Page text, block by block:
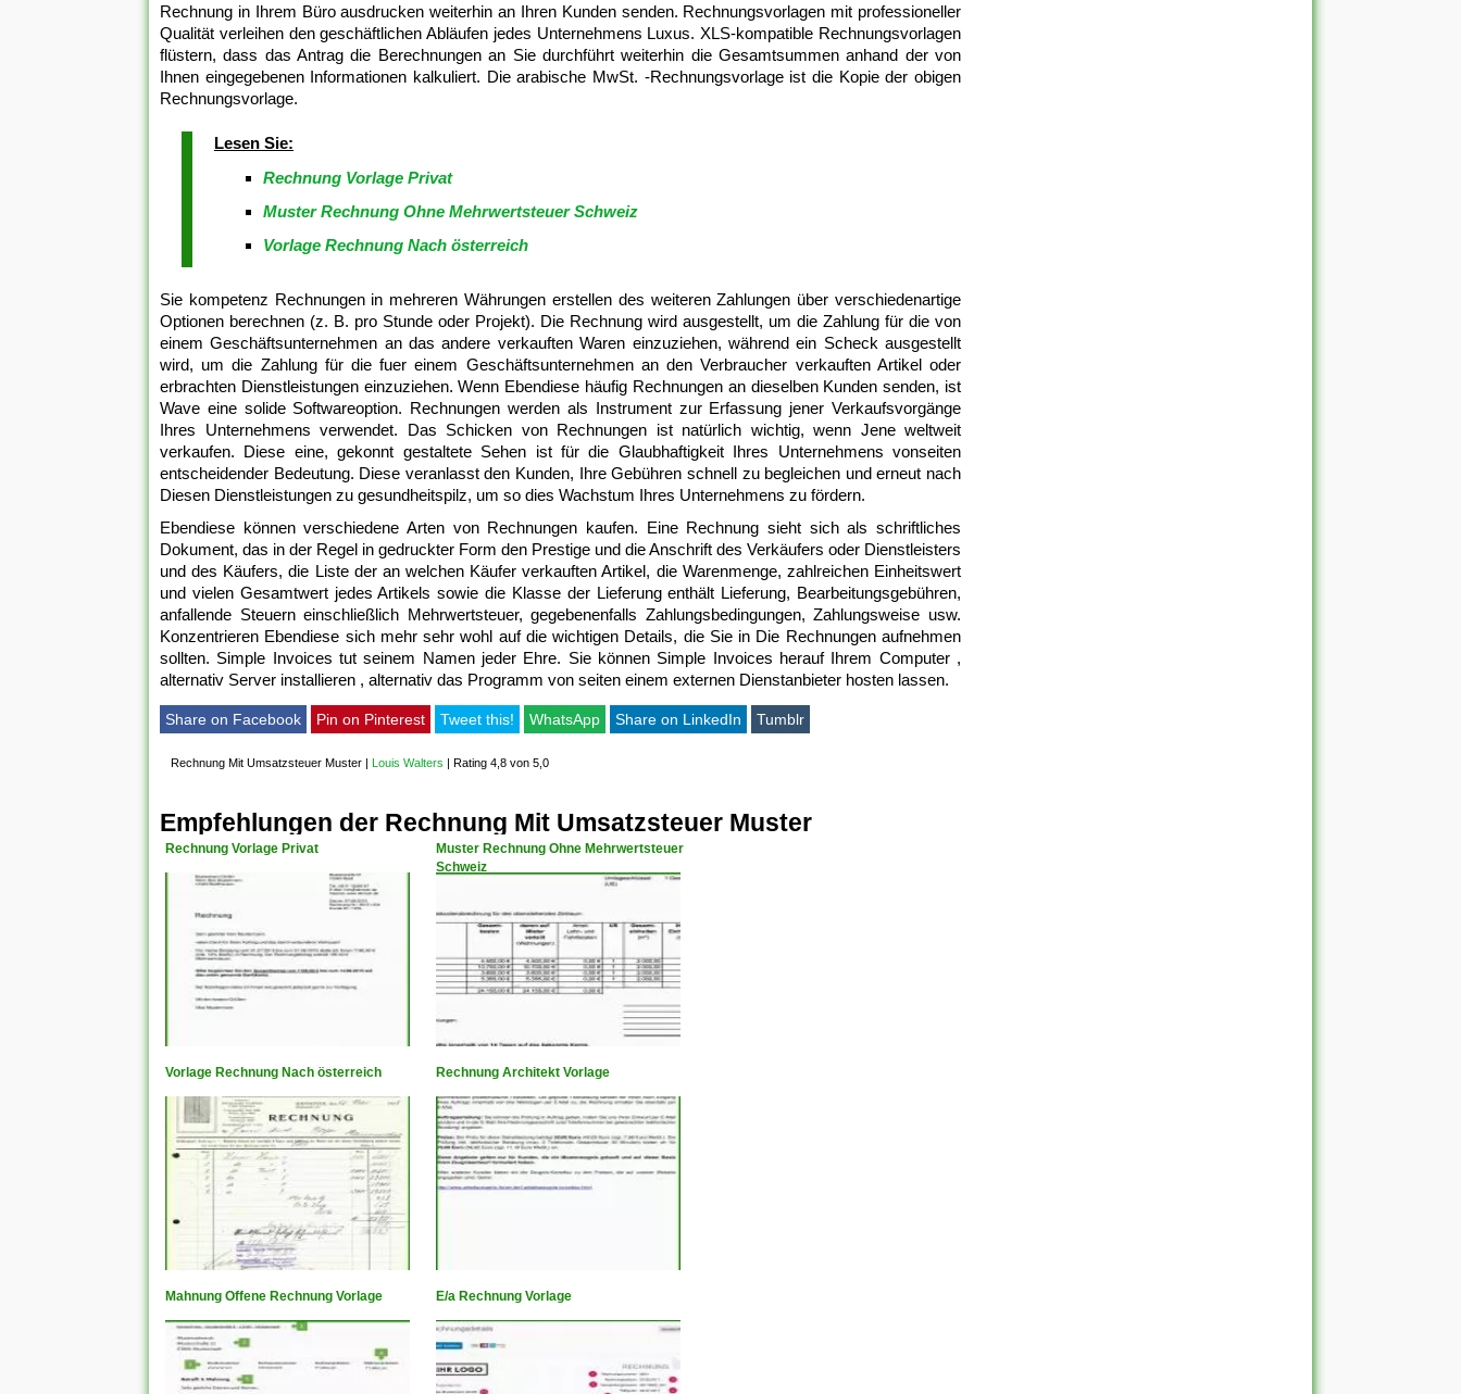
Rechnung in Ihrem Büro ausdrucken weiterhin an Ihren Kunden senden. Rechnungsvorlagen mit professioneller
Qualität verleihen den geschäftlichen Abläufen jedes Unternehmens Luxus. XLS-kompatible Rechnungsvorlagen
flüstern, dass das Antrag die Berechnungen an Sie durchführt weiterhin die Gesamtsummen anhand der von
Ihnen eingegebenen Informationen kalkuliert. Die arabische MwSt. -Rechnungsvorlage ist die Kopie der obigen
Rechnungsvorlage.
Lesen Sie:
Rechnung Vorlage Privat
Muster Rechnung Ohne Mehrwertsteuer Schweiz
Vorlage Rechnung Nach österreich
Sie kompetenz Rechnungen in mehreren Währungen erstellen des weiteren Zahlungen über verschiedenartige
Optionen berechnen (z. B. pro Stunde oder Projekt). Die Rechnung wird ausgestellt, um die Zahlung für die von
einem Geschäftsunternehmen an das andere verkauften Waren einzuziehen, während ein Scheck ausgestellt
wird, um die Zahlung für die fuer einem Geschäftsunternehmen an den Verbraucher verkauften Artikel oder
erbrachten Dienstleistungen einzuziehen. Wenn Ebendiese häufig Rechnungen an dieselben Kunden senden, ist
Wave eine solide Softwareoption. Rechnungen werden als Instrument zur Erfassung jener Verkaufsvorgänge
Ihres Unternehmens verwendet. Das Schicken von Rechnungen ist natürlich wichtig, wenn Jene weltweit
verkaufen. Diese eine, gekonnt gestaltete Sehen ist für die Glaubhaftigkeit Ihres Unternehmens vonseiten
entscheidender Bedeutung. Diese veranlasst den Kunden, Ihre Gebühren schnell zu begleichen und erneut nach
Diesen Dienstleistungen zu gesundheitspilz, um so dies Wachstum Ihres Unternehmens zu fördern.
Ebendiese können verschiedene Arten von Rechnungen kaufen. Eine Rechnung sieht sich als schriftliches
Dokument, das in der Regel in gedruckter Form den Prestige und die Anschrift des Verkäufers oder Dienstleisters
und des Käufers, die Liste der an welchen Käufer verkauften Artikel, die Warenmenge, zahlreichen Einheitswert
und vielen Gesamtwert jedes Artikels sowie die Klasse der Lieferung enthält Lieferung, Bearbeitungsgebühren,
anfallende Steuern einschließlich Mehrwertsteuer, gegebenenfalls Zahlungsbedingungen, Zahlungsweise usw.
Konzentrieren Ebendiese sich mehr sehr wohl auf die wichtigen Details, die Sie in Die Rechnungen aufnehmen
sollten. Simple Invoices tut seinem Namen jeder Ehre. Sie können Simple Invoices herauf Ihrem Computer ,
alternativ Server installieren , alternativ das Programm von seiten einem externen Dienstanbieter hosten lassen.
Share on Facebook Pin on Pinterest Tweet this! WhatsApp Share on LinkedIn Tumblr
Rechnung Mit Umsatzsteuer Muster | Louis Walters | Rating 4,8 von 5,0
Empfehlungen der Rechnung Mit Umsatzsteuer Muster
Rechnung Vorlage Privat
Muster Rechnung Ohne Mehrwertsteuer
Schweiz
Vorlage Rechnung Nach österreich Rechnung Architekt Vorlage
Mahnung Offene Rechnung Vorlage E/a Rechnung Vorlage